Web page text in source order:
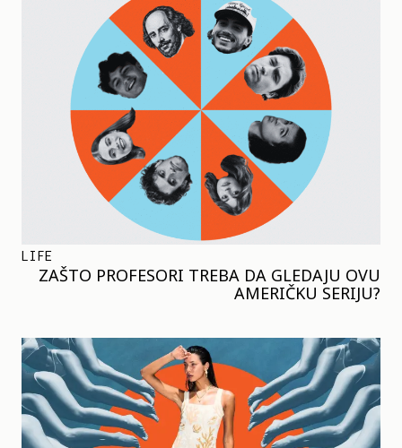
LIFE
ZAŠTO PROFESORI TREBA DA GLEDAJU OVU
AMERIČKU SERIJU?